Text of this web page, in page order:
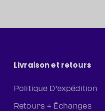
Livraison et retours
Politique D'expédition
Retours + Échanges